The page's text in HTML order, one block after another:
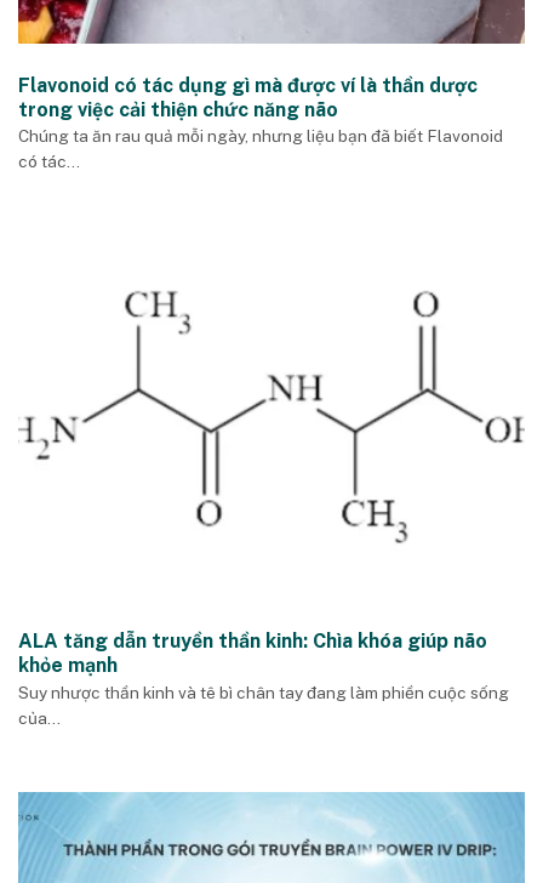
Flavonoid có tác dụng gì mà được ví là thần dược
trong việc cải thiện chức năng não
Chúng ta ăn rau quả mỗi ngày, nhưng liệu bạn đã biết Flavonoid
có tác...
ALA tăng dẫn truyền thần kinh: Chìa khóa giúp não
khỏe mạnh
Suy nhược thần kinh và tê bì chân tay đang làm phiền cuộc sống
của...